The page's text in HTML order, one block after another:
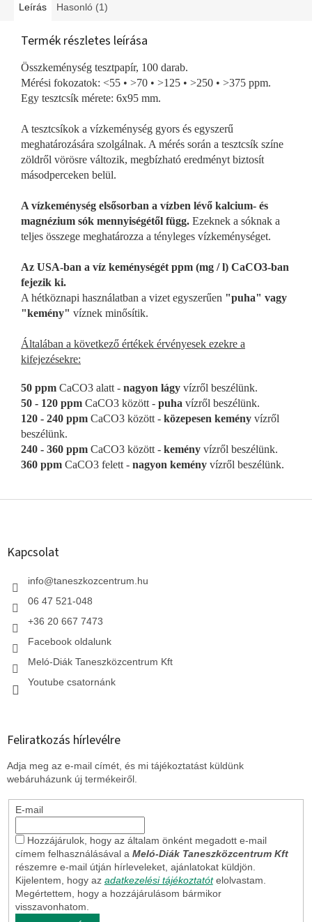
Leírás Hasonló (1)
Termék részletes leírása
Összkeménység tesztpapír, 100 darab.
Mérési fokozatok: <55 • >70 • >125 • >250 • >375 ppm.
Egy tesztcsík mérete: 6x95 mm.
A tesztcsíkok a vízkeménység gyors és egyszerű
meghatározására szolgálnak. A mérés során a tesztcsík színe
zöldről vörösre változik, megbízható eredményt biztosít
másodperceken belül.
A vízkeménység elsősorban a vízben lévő kalcium- és
magnézium sók mennyiségétől függ. Ezeknek a sóknak a
teljes összege meghatározza a tényleges vízkeménységet.
Az USA-ban a víz keménységét ppm (mg / l) CaCO3-ban
fejezik ki.
A hétköznapi használatban a vizet egyszerűen "puha" vagy
"kemény" víznek minősítik.
Általában a következő értékek érvényesek ezekre a
kifejezésekre:
50 ppm CaCO3 alatt - nagyon lágy vízről beszélünk.
50 - 120 ppm CaCO3 között - puha vízről beszélünk.
120 - 240 ppm CaCO3 között - közepesen kemény vízről
beszélünk.
240 - 360 ppm CaCO3 között - kemény vízről beszélünk.
360 ppm CaCO3 felett - nagyon kemény vízről beszélünk.
L
Kapcsolat
info@taneszkozcentrum.hu
06 47 521-048
+36 20 667 7473
Facebook oldalunk
Meló-Diák Taneszközcentrum Kft
Youtube csatornánk
Feliratkozás hírlevélre
Adja meg az e-mail címét, és mi tájékoztatást küldünk
webáruházunk új termékeiről.
E-mail
Hozzájárulok, hogy az általam önként megadott e-mail
címem felhasználásával a Meló-Diák Taneszközcentrum Kft
részemre e-mail útján hírleveleket, ajánlatokat küldjön.
Kijelentem, hogy az adatkezelési tájékoztatót elolvastam.
Megértettem, hogy a hozzájárulásom bármikor
visszavonhatom.